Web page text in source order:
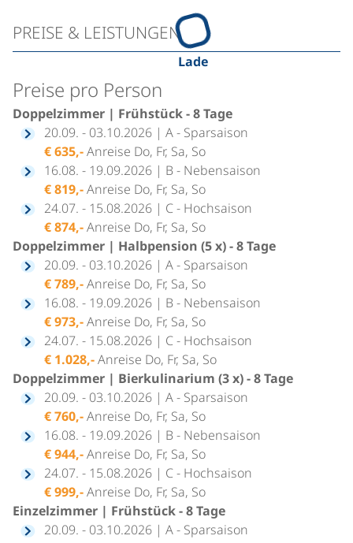
Lade
PREISE & LEISTUNGEN
Preise pro Person
Doppelzimmer | Frühstück - 8 Tage
20.09. - 03.10.2026 | A - Sparsaison
€ 635,-Anreise Do, Fr, Sa, So
16.08. - 19.09.2026 | B - Nebensaison
€ 819,-Anreise Do, Fr, Sa, So
24.07. - 15.08.2026 | C - Hochsaison
€ 874,-Anreise Do, Fr, Sa, So
Doppelzimmer | Halbpension (5 x) - 8 Tage
20.09. - 03.10.2026 | A - Sparsaison
€ 789,-Anreise Do, Fr, Sa, So
16.08. - 19.09.2026 | B - Nebensaison
€ 973,-Anreise Do, Fr, Sa, So
24.07. - 15.08.2026 | C - Hochsaison
€ 1.028,-Anreise Do, Fr, Sa, So
Doppelzimmer | Bierkulinarium (3 x) - 8 Tage
20.09. - 03.10.2026 | A - Sparsaison
€ 760,-Anreise Do, Fr, Sa, So
16.08. - 19.09.2026 | B - Nebensaison
€ 944,-Anreise Do, Fr, Sa, So
24.07. - 15.08.2026 | C - Hochsaison
€ 999,-Anreise Do, Fr, Sa, So
Einzelzimmer | Frühstück - 8 Tage
20.09. - 03.10.2026 | A - Sparsaison